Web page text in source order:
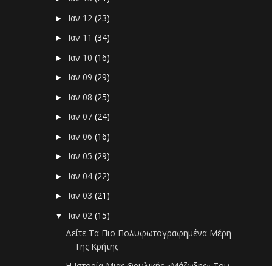
► Ιαν 12(23)
► Ιαν 11(34)
► Ιαν 10(16)
► Ιαν 09(29)
► Ιαν 08(25)
► Ιαν 07(24)
► Ιαν 06(16)
► Ιαν 05(29)
► Ιαν 04(22)
► Ιαν 03(21)
▼ Ιαν 02(15)
Δείτε Τα Πιο Πολυφωτογραφημένα Μέρη
Της Κρήτης